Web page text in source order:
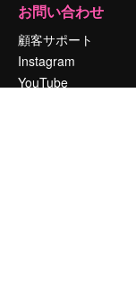
お問い合わせ
顧客サポート
Instagram
YouTube